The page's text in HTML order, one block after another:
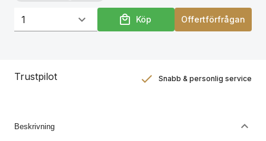
Köp Offertförfrågan
Trustpilot Snabb & personlig service
Beskrivning